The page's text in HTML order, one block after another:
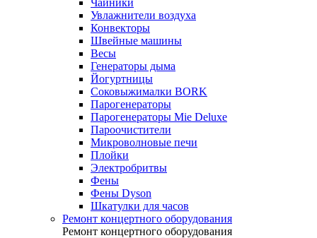
Чайники
Увлажнители воздуха
Конвекторы
Швейные машины
Весы
Генераторы дыма
Йогуртницы
Соковыжималки BORK
Парогенераторы
Парогенераторы Mie Deluxe
Пароочистители
Микроволновые печи
Плойки
Электробритвы
Фены
Фены Dyson
Шкатулки для часов
Ремонт концертного оборудования
Ремонт концертного оборудования